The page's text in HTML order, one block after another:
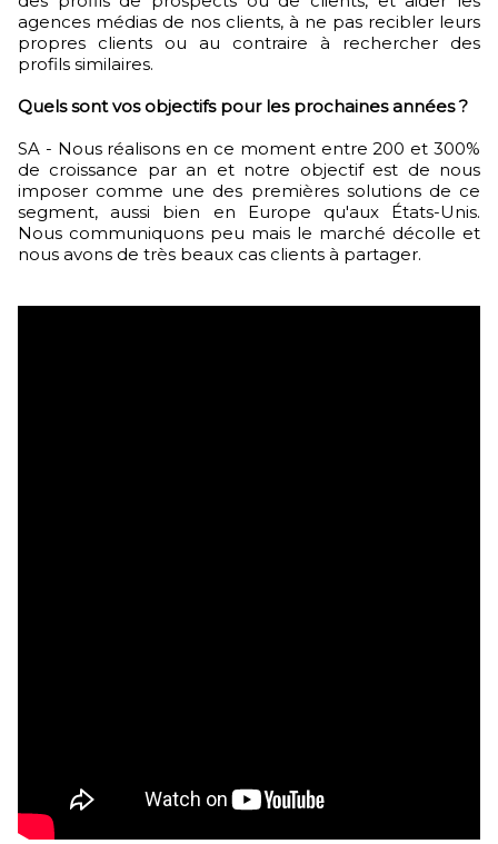
agences médias de nos clients, à ne pas recibler leurs
propres clients ou au contraire à rechercher des
profils similaires.
Quels sont vos objectifs pour les prochaines années ?
SA - Nous réalisons en ce moment entre 200 et 300%
de croissance par an et notre objectif est de nous
imposer comme une des premières solutions de ce
segment, aussi bien en Europe qu'aux États-Unis.
Nous communiquons peu mais le marché décolle et
nous avons de très beaux cas clients à partager.